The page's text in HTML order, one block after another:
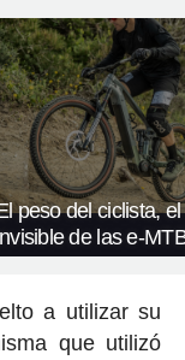
peso del ciclista,
de las e-
a utilizar su
que utilizó